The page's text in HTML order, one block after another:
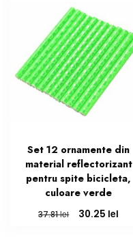
Set 12 ornamente din
material reflectorizant
pentru spite bicicleta,
culoare verde
37.81lei
Prețul
30.25 lei